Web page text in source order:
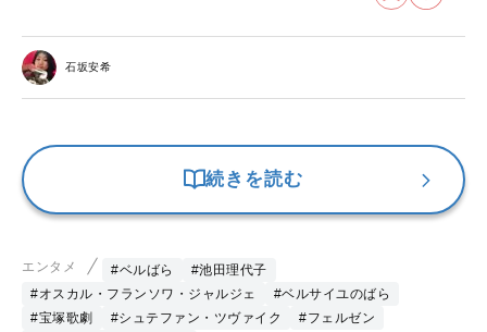
石坂安希
続きを読む
エンタメ #ベルばら
#池田理代子
#オスカル・フランソワ・ジャルジェ
#ベルサイユのばら
#宝塚歌劇
#シュテファン・ツヴァイク
#フェルゼン